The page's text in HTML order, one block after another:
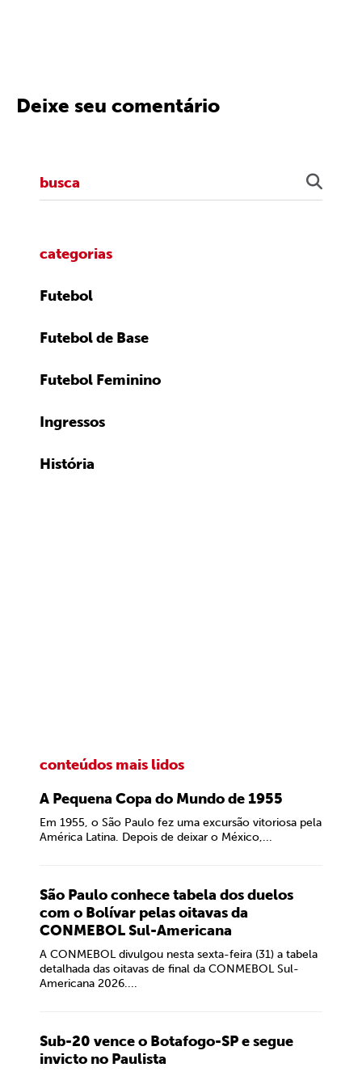
Deixe seu comentário
categorias
Futebol
Futebol de Base
Futebol Feminino
Ingressos
História
conteúdos mais lidos
A Pequena Copa do Mundo de 1955
Em 1955, o São Paulo fez uma excursão vitoriosa pela
América Latina. Depois de deixar o México,...
São Paulo conhece tabela dos duelos
com o Bolívar pelas oitavas da
CONMEBOL Sul-Americana
A CONMEBOL divulgou nesta sexta-feira (31) a tabela
detalhada das oitavas de final da CONMEBOL Sul-
Americana 2026....
Sub-20 vence o Botafogo-SP e segue
invicto no Paulista